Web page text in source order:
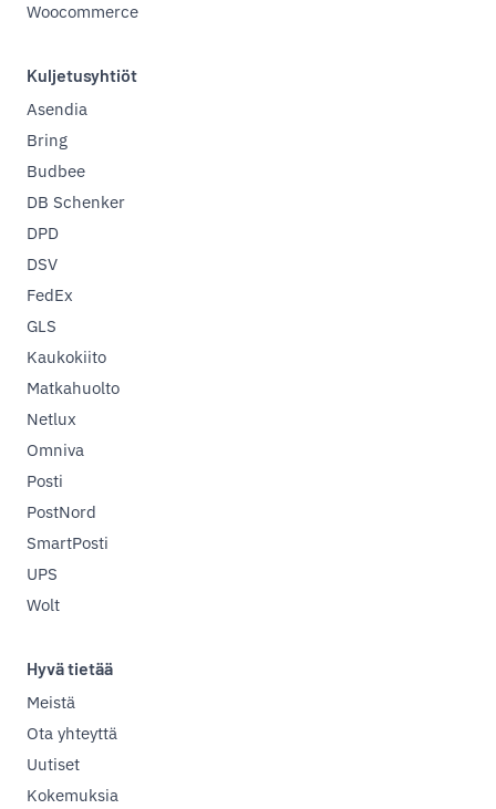
Woocommerce
Kuljetusyhtiöt
Asendia
Bring
Budbee
DB Schenker
DPD
DSV
FedEx
GLS
Kaukokiito
Matkahuolto
Netlux
Omniva
Posti
PostNord
SmartPosti
UPS
Wolt
Hyvä tietää
Meistä
Ota yhteyttä
Uutiset
Kokemuksia